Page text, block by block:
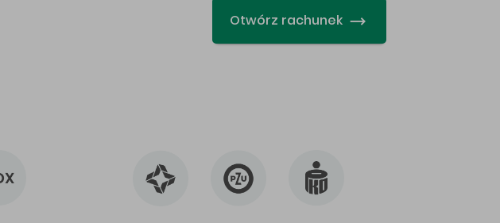
Otwórz rachunek